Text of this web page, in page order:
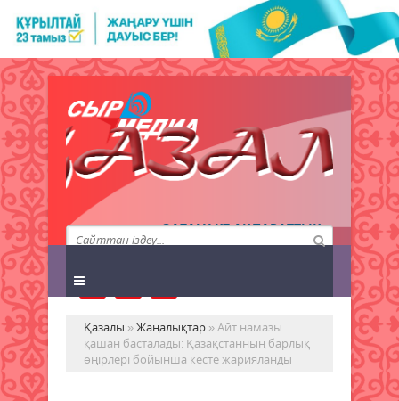
QAZALY.KZ АҚПАРАТТЫҚ
АГЕНТТІГІ
Қазалы »Жаңалықтар » Айт намазы
қашан басталады: Қазақстанның барлық
өңірлері бойынша кесте жарияланды